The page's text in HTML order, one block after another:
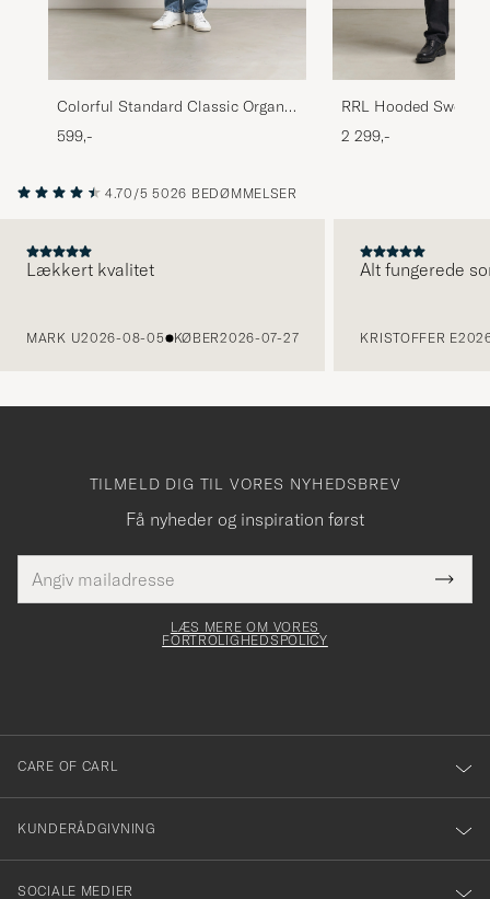
Colorful Standard Classic Organic
Hood Neptune Blue
599,-
RRL Hooded
2 299,-
4.70/5 5026 BEDØMMELSER
Lækkert kvalitet
MARK U2026-08-05 KØBER2026-07-27
Alt fungerede
KRISTOFFER E
TILMELD DIG TIL VORES NYHEDSBREV
Få nyheder og inspiration først
mailadresse
skal
Tack
för
dig
till
vårt
nyhetsbrev!
LÆS MERE OM VORES
FORTROLIGHEDSPOLICY
CARE OF CARL
KUNDERÅDGIVNING
SOCIALE MEDIER